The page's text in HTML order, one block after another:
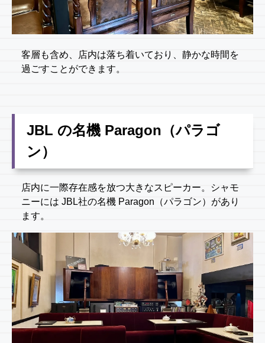
客層も含め、店内は落ち着いており、静かな時間を
過ごすことができます。
JBL の名機 Paragon（パラゴ
ン）
店内に一際存在感を放つ大きなスピーカー。シャモ
ニーには JBL社の名機 Paragon（パラゴン）があり
ます。